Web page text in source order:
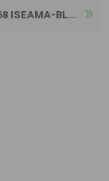
BL, VEL....